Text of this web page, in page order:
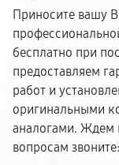
Приносите вашу
бесплатно при
предоставляем
работ и
оригинальными
аналогами. Ждем
вопросам